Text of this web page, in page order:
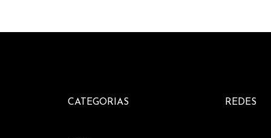
CATEGORIAS REDES